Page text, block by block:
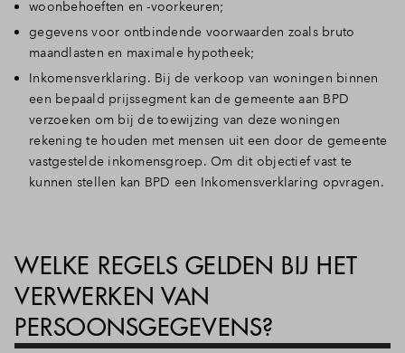
woonbehoeften en -voorkeuren;
gegevens voor ontbindende voorwaarden zoals bruto
maandlasten en maximale hypotheek;
Inkomensverklaring. Bij de verkoop van woningen binnen
een bepaald prijssegment kan de gemeente aan BPD
verzoeken om bij de toewijzing van deze woningen
rekening te houden met mensen uit een door de gemeente
vastgestelde inkomensgroep. Om dit objectief vast te
kunnen stellen kan BPD een Inkomensverklaring opvragen.
WELKE REGELS GELDEN BIJ HET
VERWERKEN VAN
PERSOONSGEGEVENS?